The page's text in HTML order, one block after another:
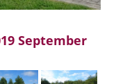
September